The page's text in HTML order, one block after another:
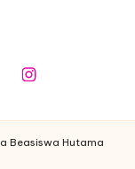
Beasiswa Hutama